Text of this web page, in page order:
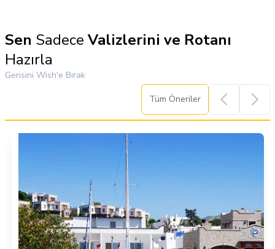
Sen Sadece Valizlerini ve Rotanı
Hazırla
Gerisini Wish'e Bırak
Tüm Öneriler